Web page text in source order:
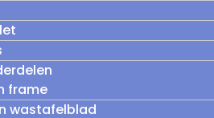
frame
wastafelblad